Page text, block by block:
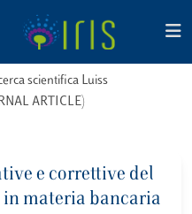
scientifica Luiss
ARTICLE)
e correttive del
in materia bancaria